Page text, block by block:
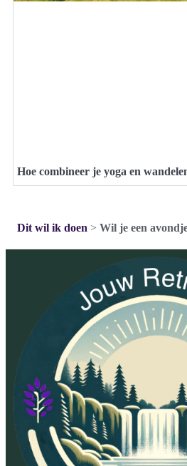
Hoe combineer je yoga en
Dit wil ik doen > Wil je een